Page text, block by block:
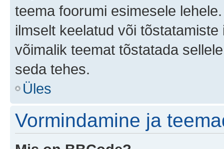
teema foorumi esimesele
ilmselt keelatud või
võimalik teemat tõstatada
seda tehes.
Üles
Vormindamine ja